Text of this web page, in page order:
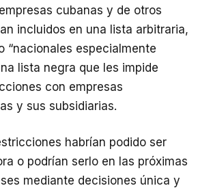
cubanas y de otros
incluidos en una lista arbitraria,
“nacionales especialmente
lista negra que les impide
con empresas
y sus subsidiarias.
habrían podido ser
o podrían serlo en las próximas
mediante decisiones única y